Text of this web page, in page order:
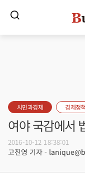
시민과경제 경제정책
여야 국감에서
2016-10-12 18:38:01
고진영 기자 -